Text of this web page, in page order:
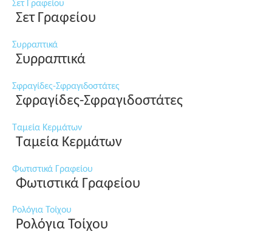
Σετ Γραφείου
Σετ Γραφείου
Συρραπτικά
Συρραπτικά
Σφραγίδες-Σφραγιδοστάτες
Σφραγίδες-Σφραγιδοστάτες
Ταμεία Κερμάτων
Ταμεία Κερμάτων
Φωτιστικά Γραφείου
Φωτιστικά Γραφείου
Ρολόγια Τοίχου
Ρολόγια Τοίχου